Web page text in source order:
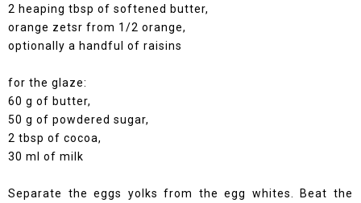
2 heaping tbsp of softened butter,
orange zetsr from 1/2 orange,
optionally a handful of raisins
for the glaze:
60 g of butter,
50 g of powdered sugar,
2 tbsp of cocoa,
30 ml of milk
Separate the eggs yolks from the egg whites. Beat the